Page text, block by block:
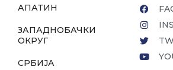
АПАТИН
ЗАПАДНОБАЧКИ
ОКРУГ
СРБИЈА